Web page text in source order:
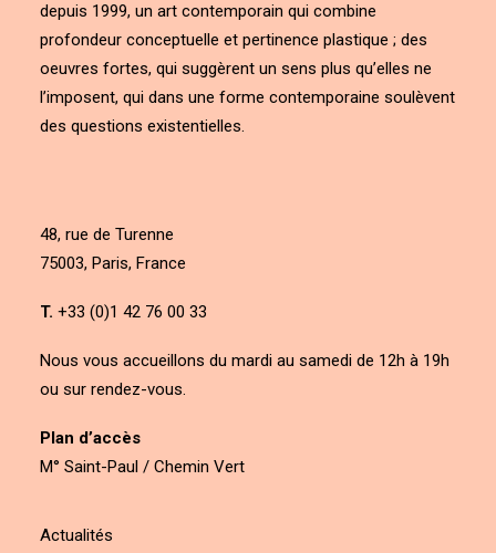
depuis 1999, un art contemporain qui combine
profondeur conceptuelle et pertinence plastique ; des
oeuvres fortes, qui suggèrent un sens plus qu’elles ne
l’imposent, qui dans une forme contemporaine soulèvent
des questions existentielles.
48, rue de Turenne
75003, Paris, France
T. +33 (0)1 42 76 00 33
Nous vous accueillons du mardi au samedi de 12h à 19h
ou sur rendez-vous.
Plan d’accès
M° Saint-Paul / Chemin Vert
Actualités